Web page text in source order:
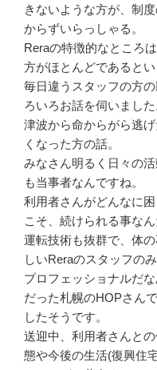
きないような方が、制
からずいらっしゃる。
Reraの特徴的なところ
方がほとんどであるとい
毎日違うスタッフの方
ろいろお話を伺いました
津波から命からがら逃
くなった方の話。
みなさん明るく日々の
も当事者なんですね。
利用者さんがどんなに
こそ、続けられる事なん
運転技術も抜群で、体
しいReraのスタッフの
プロフェッショナルだ
だった札幌のHOPさん
したそうです。
送迎中、利用者さんと
態や今後の生活(復興住